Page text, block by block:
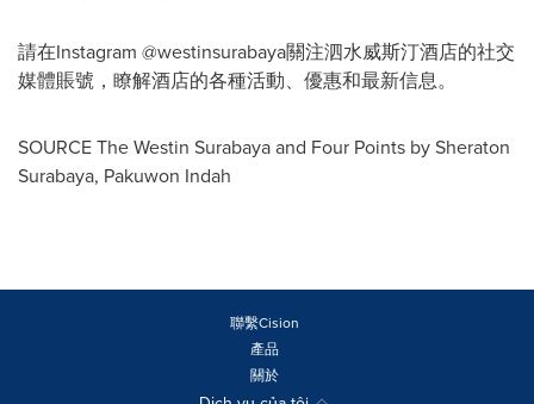
請在Instagram @westinsurabaya關注泗水威斯汀酒店的社交
媒體賬號，瞭解酒店的各種活動、優惠和最新信息。
SOURCE The Westin Surabaya and Four Points by Sheraton
Surabaya, Pakuwon Indah
聯繫Cision
產品
關於